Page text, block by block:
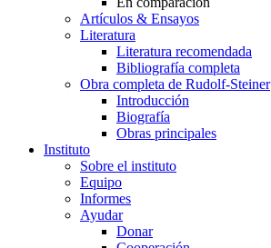
Artículos & Ensayos
Literatura
Literatura recomendada
Bibliografía completa
Obra completa de Rudolf-Steiner
Introducción
Biografía
Obras principales
Instituto
Sobre el instituto
Equipo
Informes
Ayudar
Donar